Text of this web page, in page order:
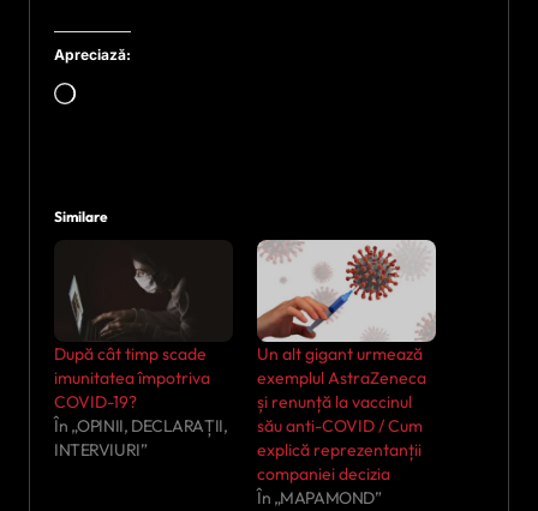
Apreciază:
Încarc...
Similare
După cât timp scade
imunitatea împotriva
COVID-19?
În „OPINII, DECLARAȚII,
INTERVIURI”
Un alt gigant urmează
exemplul AstraZeneca
și renunță la vaccinul
său anti-COVID / Cum
explică reprezentanții
companiei decizia
În „MAPAMOND”